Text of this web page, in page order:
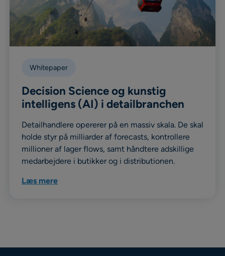
Whitepaper
Decision Science og kunstig
intelligens (AI) i detailbranchen
Detailhandlere opererer på en massiv skala. De skal
holde styr på milliarder af forecasts, kontrollere
millioner af lager flows, samt håndtere adskillige
medarbejdere i butikker og i distributionen.
Læs mere